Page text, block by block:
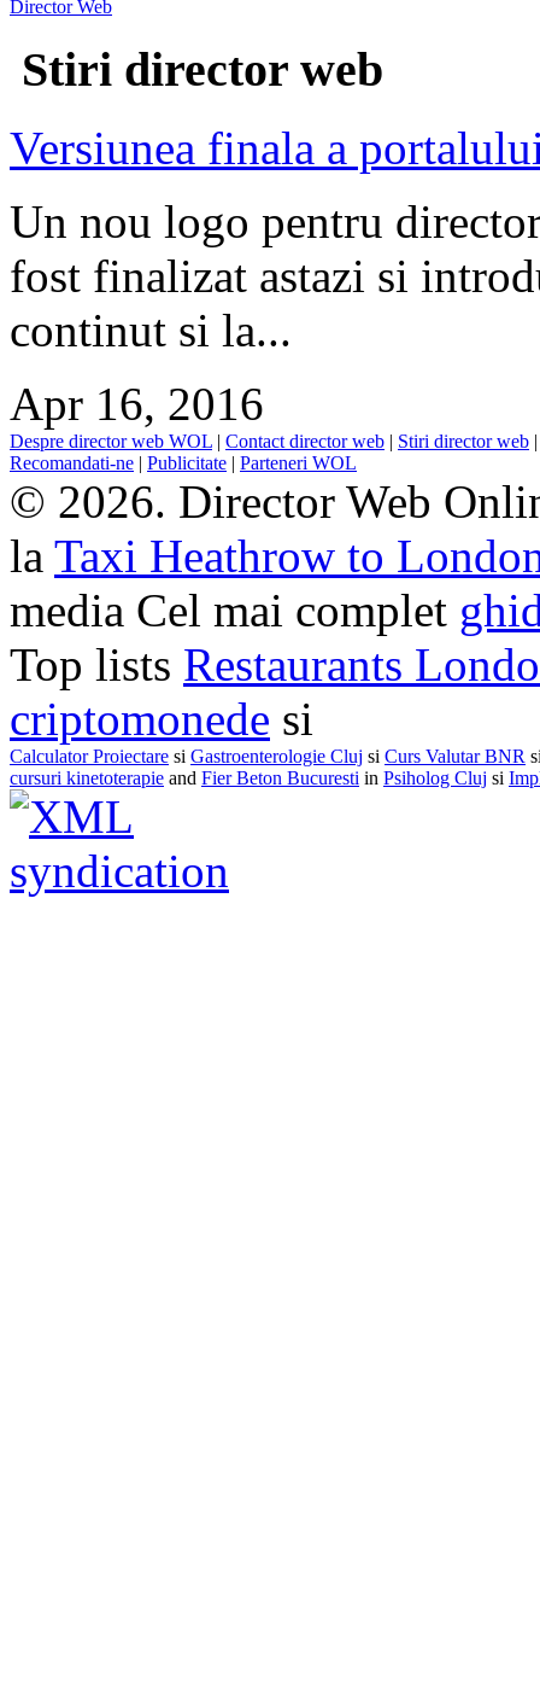
Director Web
Stiri director web
Versiunea finala a
Un nou logo pentru
fost finalizat astazi si
continut si la...
Apr 16, 2016
Despre director web WOL | Contact director web | Stiri director web
Recomandati-ne | Publicitate | Parteneri WOL
© 2026. Director Web
la Taxi Heathrow to
media Cel mai complet
Top lists Restaurants
criptomonede si
Calculator Proiectare si Gastroenterologie Cluj si Curs Valutar BNR
cursuri kinetoterapie and Fier Beton Bucuresti in Psiholog Cluj si